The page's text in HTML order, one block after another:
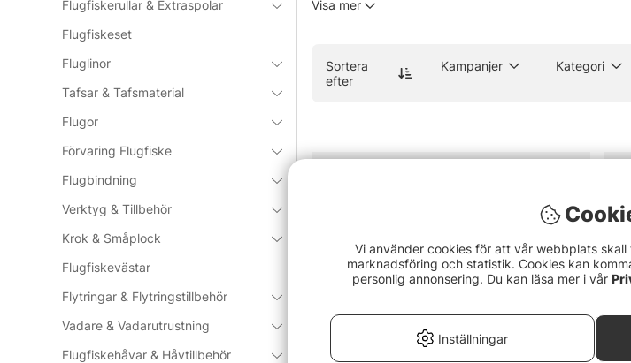
Flugfiskerullar & Extraspolar
Flugfiskeset
Fluglinor
Tafsar & Tafsmaterial
Flugor
Förvaring Flugfiske
Flugbindning
Verktyg & Tillbehör
Krok & Småplock
Flugfiskevästar
Flytringar & Flytringstillbehör
Vadare & Vadarutrustning
Flugfiskehåvar & Håvtillbehör
start. Märken som Vision, Simms, Patagonia,
värd ett besök för den som vill se prylarna på nära
Vad är ett flugfiskeset?
Vad är flugbindningsmaterial?
Visa mer
Sortera
efter
Kampanjer Kategori
Vi använder cookies för att vår webbplats
marknadsföring och statistik. Cookies kan
personlig annonsering. Du kan läsa mer i vår
Inställningar